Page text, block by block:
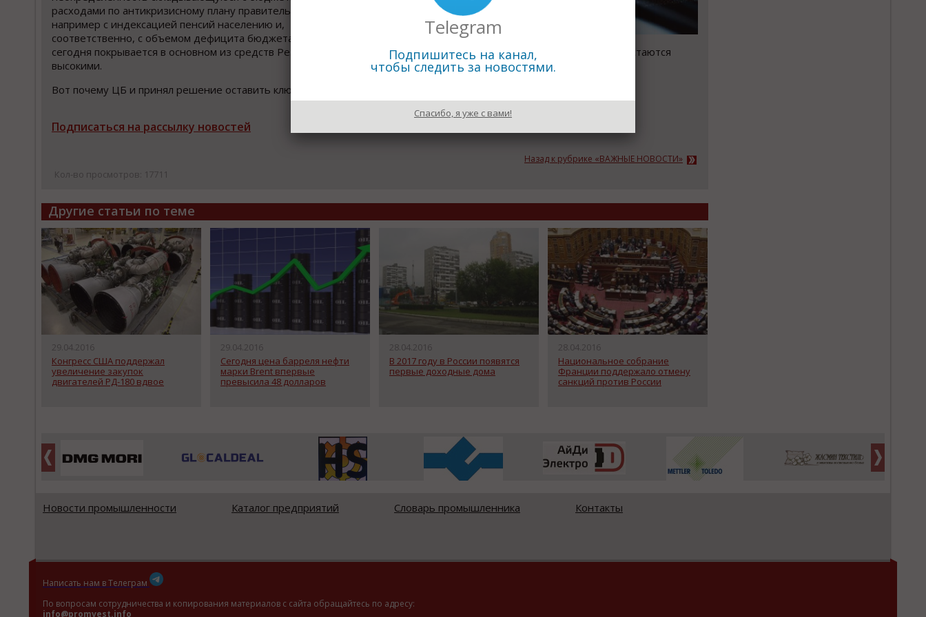
расходами по антикризисному плану правительства,
например с индексацией пенсий населению и,
соответственно, с объемом дефицита бюджета, который
сегодня покрывается в основном из средств Резервного фонда. При этом все таки инфляционные риски все еще остаются
высокими.
Вот почему ЦБ и принял решение оставить ключевую ставку на уровне 11%.
Подписаться на рассылку новостей
Назад к рубрике «ВАЖНЫЕ НОВОСТИ»
Кол-во просмотров: 17711
Другие статьи по теме
29.04.2016
Конгресс США поддержал
увеличение закупок
двигателей РД-180 вдвое
29.04.2016
Сегодня цена барреля нефти
марки Brent впервые
превысила 48 долларов
28.04.2016
В 2017 году в России появятся
первые доходные дома
28.04.2016
Национальное собрание
Франции поддержало отмену
санкций против России
Новости промышленности Каталог предприятий Словарь промышленника Контакты
Написать нам в Телеграм
По вопросам сотрудничества и копирования материалов с сайта обращайтесь по адресу:
info@promvest.info
Telegram
Подпишитесь на канал,
чтобы следить за новостями.
Спасибо, я уже с вами!